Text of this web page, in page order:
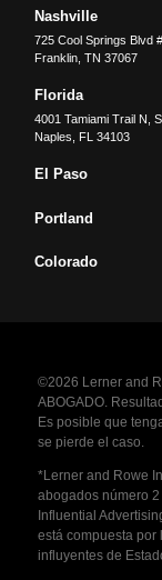
Nashville
725 Cool Springs Blvd
Franklin ,TN 37067
Florida
4001 Tamiami Trail N,
Naples
FL 34103
El Paso
Portland
Colorado
©2026 Lerner and
ABOGADO.
Es posible que
se pierde el caso.
*Lerner and Rowe
abogados número
Influential
está compuesta
influyentes de